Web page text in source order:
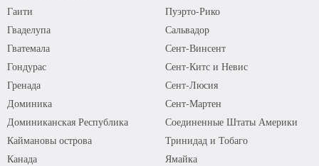
Гаити
Гваделупа
Гватемала
Гондурас
Гренада
Доминика
Доминиканская Республика
Каймановы острова
Канада
Пуэрто-Рико
Сальвадор
Сент-Винсент
Сент-Китс и Невис
Сент-Люсия
Сент-Мартен
Соединенные Штаты Америки
Тринидад и Тобаго
Ямайка